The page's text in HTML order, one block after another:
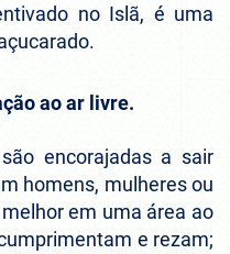
no Islã, é uma
ao ar livre.
encorajadas a sair
homens, mulheres ou
em uma área ao
e rezam;